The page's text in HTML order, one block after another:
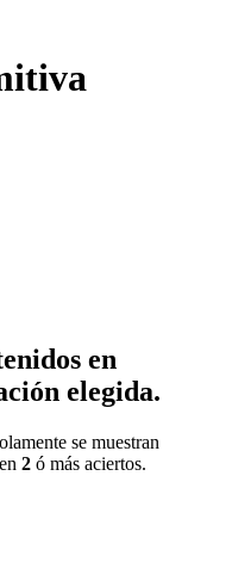
en
elegida.
se muestran
2 ó más aciertos.